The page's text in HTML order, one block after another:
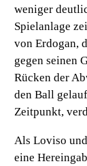
weniger
Spielanlage
von Erdogan,
gegen seinen
Rücken der
den Ball
Zeitpunkt,
Als Loviso
eine